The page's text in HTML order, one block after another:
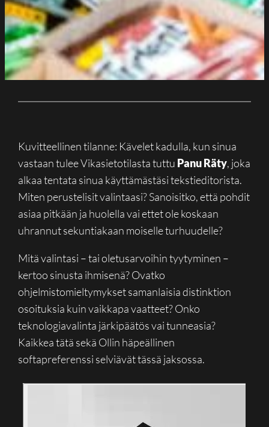
Kuvitteellinen tilanne: Kävelet kadulla, kun sinua
vastaan tulee Vikasietotilasta tuttu Panu Räty, joka
alkaa tentata sinua käyttämästäsi tekstieditorista.
Miten perustelisit valintaasi? Sanoisitko, että pohdit
asiaa pitkään ja huolella vai ettet ole koskaan
uhrannut sekuntiakaan moiselle turhuudelle?
Mitä valintasi – tai oletusarvoihin tyytyminen –
kertoo sinusta ihmisenä? Ovatko
ohjelmistomieltymykset samanlaisia distinktion
osoituksia kuin vaikkapa vaatteet? Onko
teknologiavalinta järkipäätös vai tunneasia?
Kaikkea tätä sekä Ollin häpeällinen
softapreferenssi selviävät tässä jaksossa.